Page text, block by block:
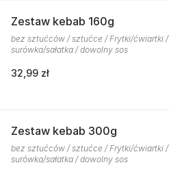
Zestaw kebab 160g
bez sztućców / sztućce / Frytki/ćwiartki /
surówka/sałatka / dowolny sos
32,99 zł
Zestaw kebab 300g
bez sztućców / sztućce / Frytki/ćwiartki /
surówka/sałatka / dowolny sos